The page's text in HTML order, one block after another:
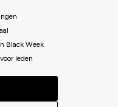
Black Week
leden